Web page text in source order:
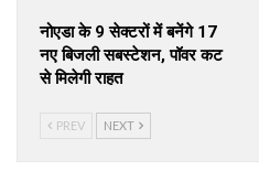
नोएडा के 9 सेक्टरों में बनेंगे 17
नए बिजली सबस्टेशन, पॉवर कट
से मिलेगी राहत
PREV NEXT